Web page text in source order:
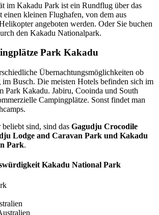
im Kakadu Park ist ein Rundflug über das
einen kleinen Flughafen, von dem aus
angeboten werden. Oder Sie buchen
den Kakadu Nationalpark.
Park Kakadu
Übernachtungsmöglichkeiten ob
Busch. Die meisten Hotels befinden sich im
Park Kakadu. Jabiru, Cooinda und South
Campingplätze. Sonst findet man
sind, sind das Gagudju Crocodile
Lodge and Caravan Park und Kakadu
Park.
Kakadu National Park